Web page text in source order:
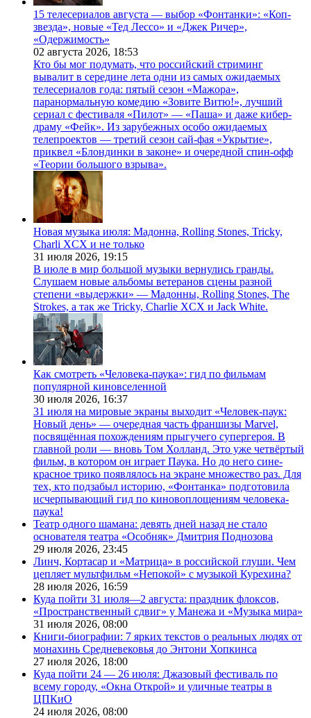
15 телесериалов августа — выбор «Фонтанки»: «Коп-
звезда», новые «Тед Лессо» и «Джек Ричер»,
«Одержимость»
02 августа 2026, 18:53
Кто бы мог подумать, что российский стриминг
вывалит в середине лета одни из самых ожидаемых
телесериалов года: пятый сезон «Мажора»,
паранормальную комедию «Зовите Витю!», лучший
сериал с фестиваля «Пилот» — «Паша» и даже кибер-
драму «Фейк». Из зарубежных особо ожидаемых
телепроектов — третий сезон сай-фая «Укрытие»,
приквел «Блондинки в законе» и очередной спин-офф
«Теории большого взрыва».
Новая музыка июля: Мадонна, Rolling Stones, Tricky,
Charli XCX и не только
31 июля 2026, 19:15
В июле в мир большой музыки вернулись гранды.
Слушаем новые альбомы ветеранов сцены разной
степени «выдержки» — Мадонны, Rolling Stones, The
Strokes, а так же Tricky, Charlie XCX и Jack White.
Как смотреть «Человека-паука»: гид по фильмам
популярной киновселенной
30 июля 2026, 16:37
31 июля на мировые экраны выходит «Человек-паук:
Новый день» — очередная часть франшизы Marvel,
посвящённая похождениям прыгучего супергероя. В
главной роли — вновь Том Холланд. Это уже четвёртый
фильм, в котором он играет Паука. Но до него сине-
красное трико появлялось на экране множество раз. Для
тех, кто подзабыл историю, «Фонтанка» подготовила
исчерпывающий гид по киновоплощениям человека-
паука!
Театр одного шамана: девять дней назад не стало
основателя театра «Особняк» Дмитрия Поднозова
29 июля 2026, 23:45
Линч, Кортасар и «Матрица» в российской глуши. Чем
цепляет мультфильм «Непокой» с музыкой Курехина?
28 июля 2026, 16:59
Куда пойти 31 июля—2 августа: праздник флоксов,
«Пространственный сдвиг» у Манежа и «Музыка мира»
31 июля 2026, 08:00
Книги-биографии: 7 ярких текстов о реальных людях от
монахинь Средневековья до Энтони Хопкинса
27 июля 2026, 18:00
Куда пойти 24 — 26 июля: Джазовый фестиваль по
всему городу, «Окна Открой» и уличные театры в
ЦПКиО
24 июля 2026, 08:00